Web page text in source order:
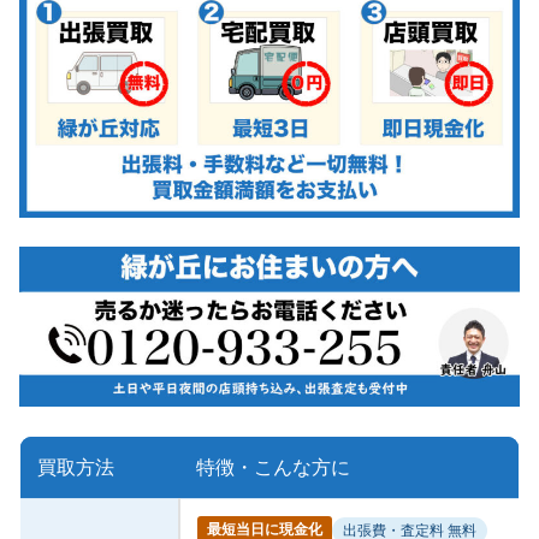
買取方法 特徴・こんな方に
最短当日に現金化 出張費・査定料 無料